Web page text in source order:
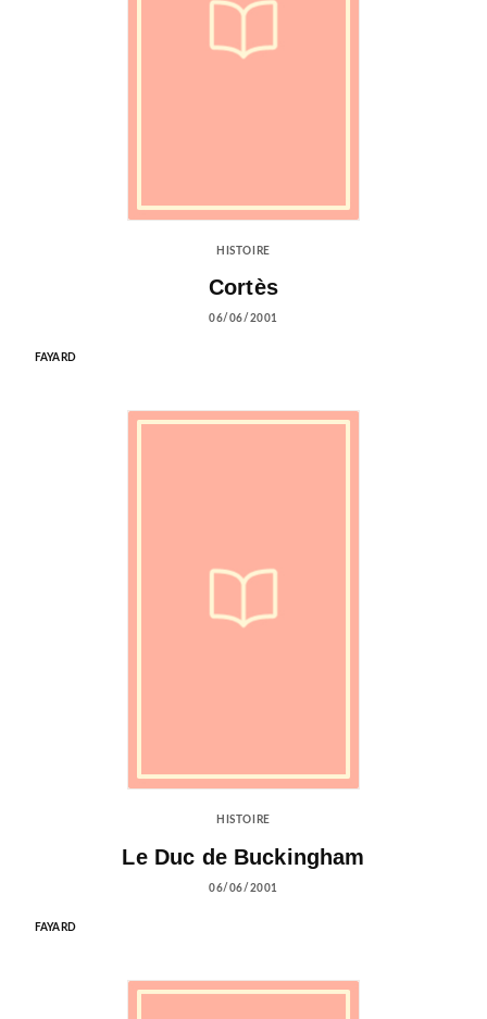
HISTOIRE
Cortès
06/06/2001
FAYARD
HISTOIRE
Le Duc de Buckingham
06/06/2001
FAYARD